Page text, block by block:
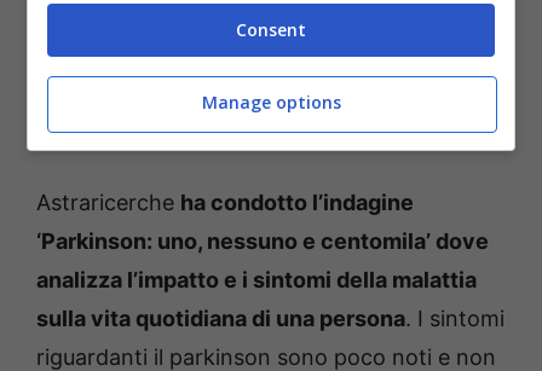
Morbo di Parkinson, non sottovalutate questo sintomo:
nasconde un pericolo – Pixabay – Temporeale.info
Astraricerche ha condotto l’indagine
‘Parkinson: uno, nessuno e centomila’ dove
analizza l’impatto e i sintomi della malattia
sulla vita quotidiana di una persona. I sintomi
riguardanti il parkinson sono poco noti e non
Consent
Manage options